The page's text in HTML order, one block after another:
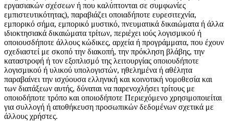
εργασιακών σχέσεων ή που καλύπτονται σε συμφωνίες
εμπιστευτικότητας), παραβιάζει οποιαδήποτε ευρεσιτεχνία,
εμπορικό σήμα, εμπορικό μυστικό, πνευματικά δικαιώματα ή άλλα
ιδιοκτησιακά δικαιώματα τρίτων, περιέχει ιούς λογισμικού ή
οποιουσδήποτε άλλους κώδικες, αρχεία ή προγράμματα, που έχουν
σχεδιαστεί με σκοπό την διακοπή, την πρόκληση βλάβης, την
καταστροφή ή τον εξοπλισμό της λειτουργίας οποιουδήποτε
λογισμικού ή υλικού υπολογιστών, ηθελημένα ή αθέλητα
παραβαίνει την ισχύουσα ελληνική και κοινοτική νομοθεσία και
των διατάξεων αυτής, δύναται να παρενοχλήσει τρίτους με
οποιοδήποτε τρόπο και οποιοδήποτε Περιεχόμενο χρησιμοποιείται
για συλλογή ή αποθήκευση προσωπικών δεδομένων σχετικά με
άλλους χρήστες.